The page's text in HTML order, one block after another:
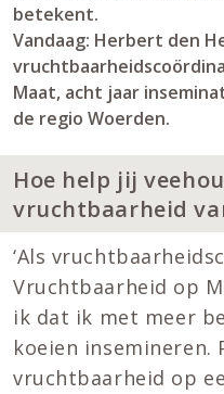
betekent.
Vandaag: Herbert den
Maat, acht jaar
de regio Woerden.
Hoe help jij
vruchtbaarheid
‘Als
Vruchtbaarheid op
ik dat ik met meer
koeien insemineren.
vruchtbaarheid op